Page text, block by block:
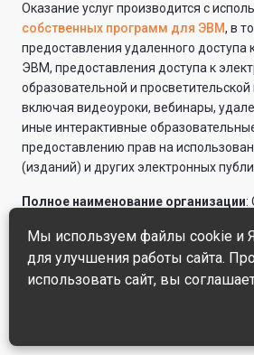
Оказание услуг производится с
собственных программ для ЭВМ, в
предоставления удаленного доступа
ЭВМ, предоставления доступа к
образовательной и
включая видеоуроки, вебинары,
иные интерактивные
предоставлению прав на
(изданий) и других электронных
Полное наименование организации:
Юридический адрес: 115191, г.
Тульская, д. 2, этаж 1, пом XV, ком 1,
7721797593,ОГРН: 1137746518161,
Код вида деятельности в области
Мы используем файлы cookie и
для улучшения работы сайта.
использовать сайт, вы